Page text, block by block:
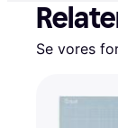
Se vores